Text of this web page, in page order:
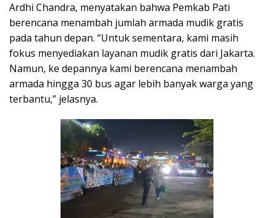
Ardhi Chandra, menyatakan bahwa Pemkab Pati
berencana menambah jumlah armada mudik gratis
pada tahun depan. “Untuk sementara, kami masih
fokus menyediakan layanan mudik gratis dari Jakarta.
Namun, ke depannya kami berencana menambah
armada hingga 30 bus agar lebih banyak warga yang
terbantu,” jelasnya.